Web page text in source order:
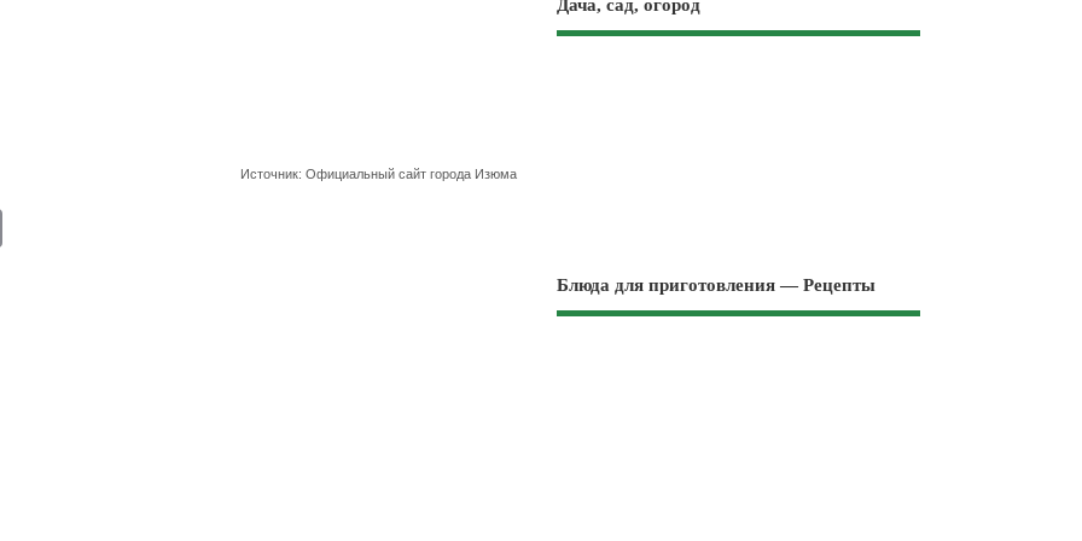
Источник: Официальный сайт города Изюма
Дача, сад, огород
Блюда для приготовления — Рецепты